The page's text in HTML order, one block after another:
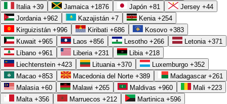
Italia +39 Jamaica +1876 Japón +81 Jersey +44
Jordania +962 Kazajistán +7 Kenia +254
Kirguizistán +996 Kiribati +686 Kosovo +383
Kuwait +965 Laos +856 Lesotho +266 Letonia +371
Líbano +961 Liberia +231 Libia +218
Liechtenstein +423 Lituania +370 Luxemburgo +352
Macao +853 Macedonia del Norte +389 Madagascar +261
Malasia +60 Malawi +265 Maldivas +960 Mali +223
Malta +356 Marruecos +212 Martinica +596